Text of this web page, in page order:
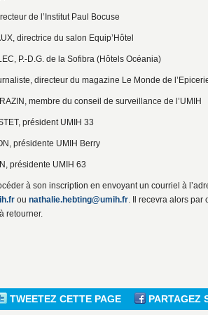
de l’Institut Paul Bocuse
directrice du salon Equip’Hôtel
P.-D.G. de la Sofibra (Hôtels Océania)
directeur du magazine Le Monde de
membre du conseil de surveillance de l’UMIH
président UMIH 33
présidente UMIH Berry
UMIH 63
à son inscription en envoyant un courriel à
ou nathalie.hebting@umih.fr. Il recevra alors par
retourner.
TWEETEZ CETTE PAGE PARTAGEZ